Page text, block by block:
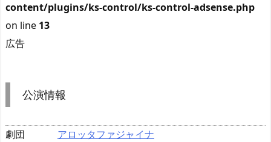
content/plugins/ks-control/ks-control-adsense.php
on line 13
広告
公演情報
劇団
アロッタファジャイナ